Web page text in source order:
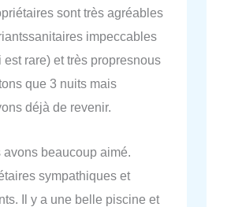
sont très agréables
impeccables
est rare) et très propresnous
que 3 nuits mais
déjà de revenir.
avons beaucoup aimé.
sympathiques et
Il y a une belle piscine et